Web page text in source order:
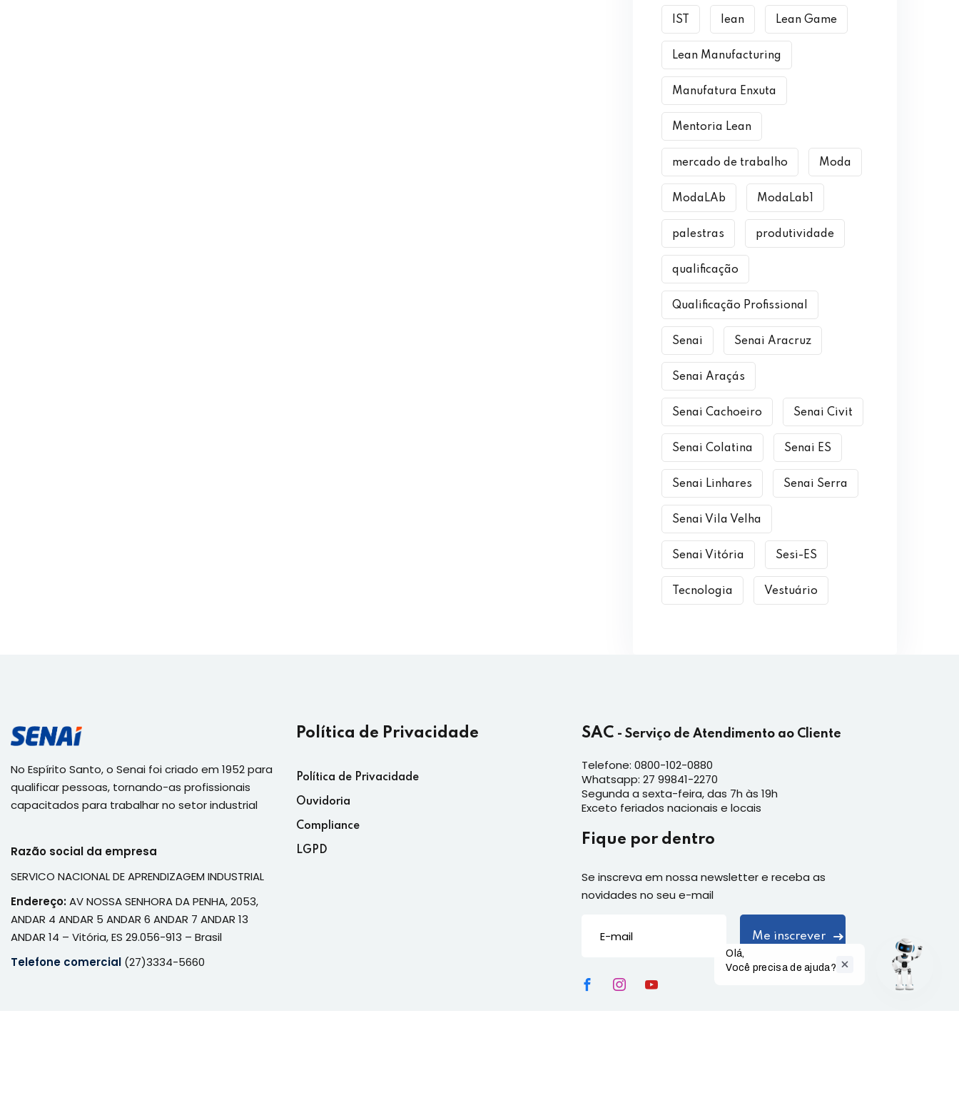
Olá,
Você precisa de ajuda?
IST lean Lean Game
Lean Manufacturing
Manufatura Enxuta
Mentoria Lean
mercado de trabalho Moda
ModaLAb ModaLab1
palestras produtividade
qualificação
Qualificação Profissional
Senai Senai Aracruz
Senai Araçás
Senai Cachoeiro Senai Civit
Senai Colatina Senai ES
Senai Linhares Senai Serra
Senai Vila Velha
Senai Vitória Sesi-ES
Tecnologia Vestuário
No Espírito Santo, o Senai foi criado em 1952 para
qualificar pessoas, tornando-as profissionais
capacitados para trabalhar no setor industrial
Razão social da empresa
SERVICO NACIONAL DE APRENDIZAGEM INDUSTRIAL
Endereço:AV NOSSA SENHORA DA PENHA, 2053,
ANDAR 4 ANDAR 5 ANDAR 6 ANDAR 7 ANDAR 13
ANDAR 14 – Vitória, ES 29.056-913 – Brasil
Telefone comercial (27)3334-5660
Política de Privacidade
Política de Privacidade
Ouvidoria
Compliance
LGPD
SAC - Serviço de Atendimento ao Cliente
Telefone: 0800-102-0880
Whatsapp: 27 99841-2270
Segunda a sexta-feira, das 7h às 19h
Exceto feriados nacionais e locais
Fique por dentro
Se inscreva em nossa newsletter e receba as
novidades no seu e-mail